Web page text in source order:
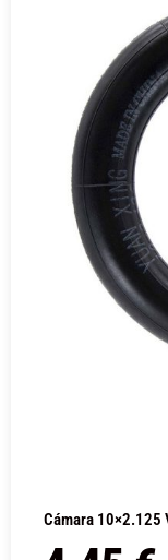
Cámara 10×2.125